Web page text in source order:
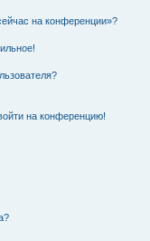
на конференции»?
на конференцию!